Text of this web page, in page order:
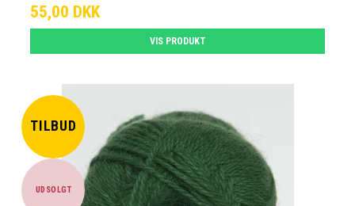
55,00 DKK
VIS PRODUKT
TILBUD
UDSOLGT